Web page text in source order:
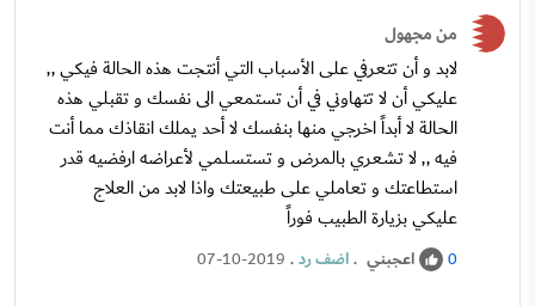
من مجهول
لابد و أن تتعرفي على الأسباب التي أنتجت هذه الحالة فيكي ,,
عليكي أن لا تتهاوني في أن تستمعي الى نفسك و تقبلي هذه
الحالة لا أبداً اخرجي منها بنفسك لا أحد يملك انقاذك مما أنت
فيه ,, لا تشعري بالمرض و تستسلمي لأعراضه ارفضيه قدر
استطاعتك و تعاملي على طبيعتك واذا لابد من العلاج
عليكي بزيارة الطبيب فوراً
0 اعجبني .اضف رد.
07-10-2019